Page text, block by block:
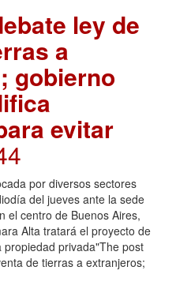
ley de
a
gobierno
evitar
por diversos sectores
del jueves ante la sede
el centro de Buenos Aires,
Alta tratará el proyecto de
propiedad privada"The post
de tierras a extranjeros;